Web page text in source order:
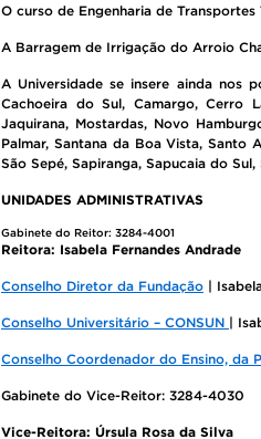
O curso de Engenharia de
A Barragem de Irrigação do Arroio
A Universidade se insere ainda nos
Cachoeira do Sul, Camargo, Cerro
Jaquirana, Mostardas, Novo
Palmar, Santana da Boa Vista, Santo
São Sepé, Sapiranga, Sapucaia do
UNIDADES ADMINISTRATIVAS
Gabinete do Reitor: 3284-4001
Reitora: Isabela Fernandes Andrade
Conselho Diretor da Fundação |
Conselho Universitário – CONSUN |
Conselho Coordenador do Ensino, da
Gabinete do Vice-Reitor: 3284-4030
Vice-Reitora: Úrsula Rosa da Silva